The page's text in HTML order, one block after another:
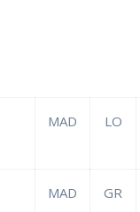
MAD LO
MAD GR